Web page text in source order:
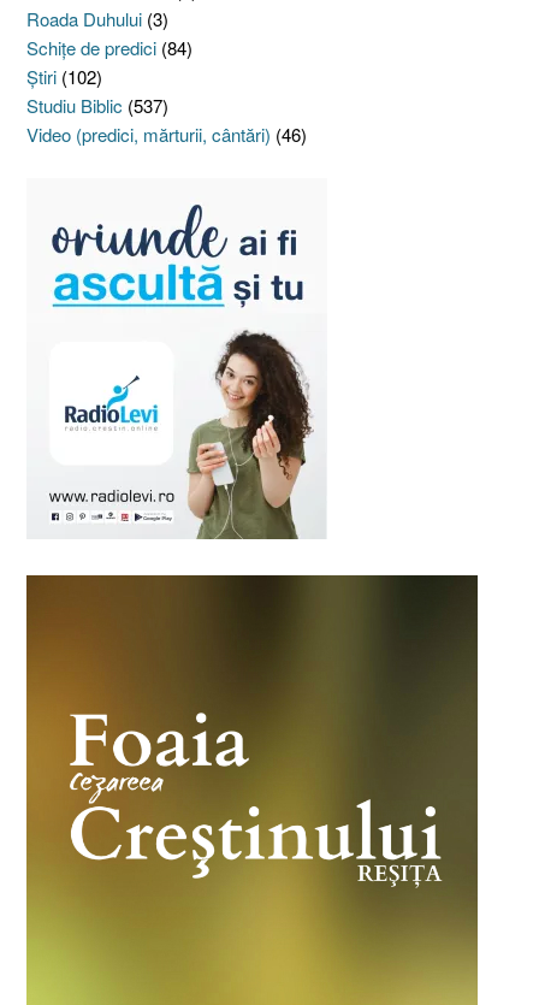
Roada Duhului (3)
Schiţe de predici (84)
Ştiri (102)
Studiu Biblic (537)
Video (predici, mărturii, cântări) (46)